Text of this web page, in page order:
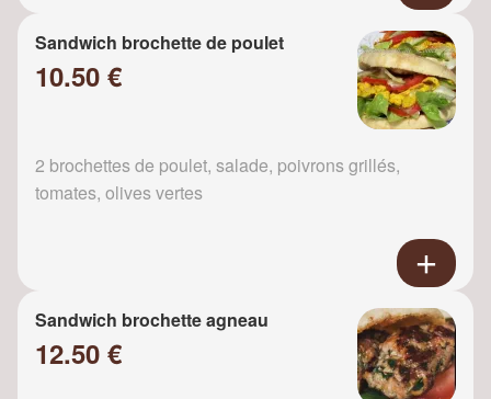
Sandwich brochette de poulet
10.50 €
2 brochettes de poulet, salade, poivrons grillés,
tomates, olives vertes
Sandwich brochette agneau
12.50 €